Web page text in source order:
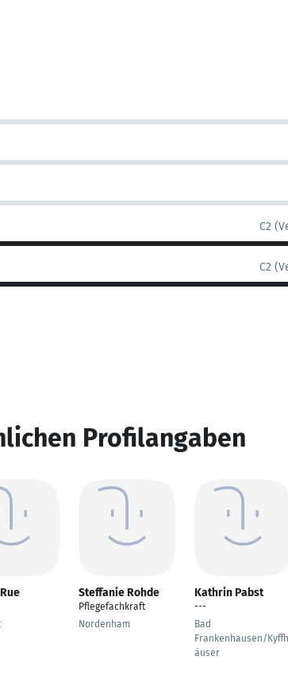
C2
C2
Profilangaben
Steffanie Rohde
Pflegefachkraft
Nordenham
Kathrin Pabst
---
Bad
Frankenhausen/Kyffh
äuser